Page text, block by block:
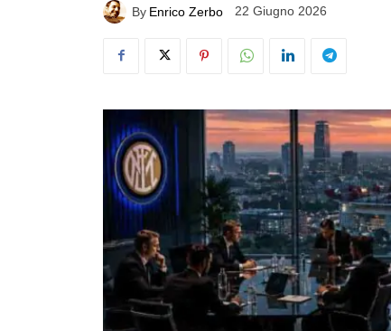
By Enrico Zerbo 22 Giugno 2026